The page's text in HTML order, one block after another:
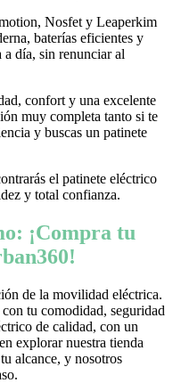
Nosfet y Leaperkim
baterías eficientes y
a día, sin renunciar al
confort y una excelente
muy completa tanto si te
y buscas un patinete
el patinete eléctrico
y total confianza.
¡Compra tu
de la movilidad eléctrica.
tu comodidad, seguridad
de calidad, con un
explorar nuestra tienda
alcance, y nosotros